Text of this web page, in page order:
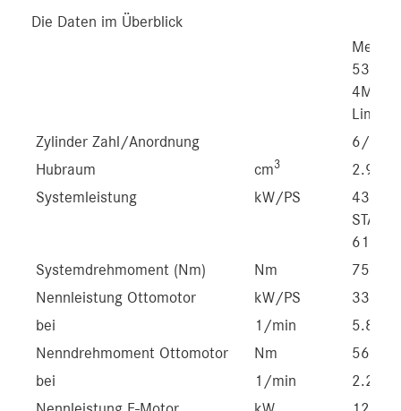
Die Daten im Überblick
53
Zylinder Zahl/Anordnung
6/R
Hubraum
cm3
2.999
Systemleistung
kW/PS
430/
START
612)
Systemdrehmoment (Nm)
Nm
750
Nennleistung Ottomotor
kW/PS
330/
bei
1/min
5.800-
Nenndrehmoment Ottomotor
Nm
560
bei
1/min
2.200-